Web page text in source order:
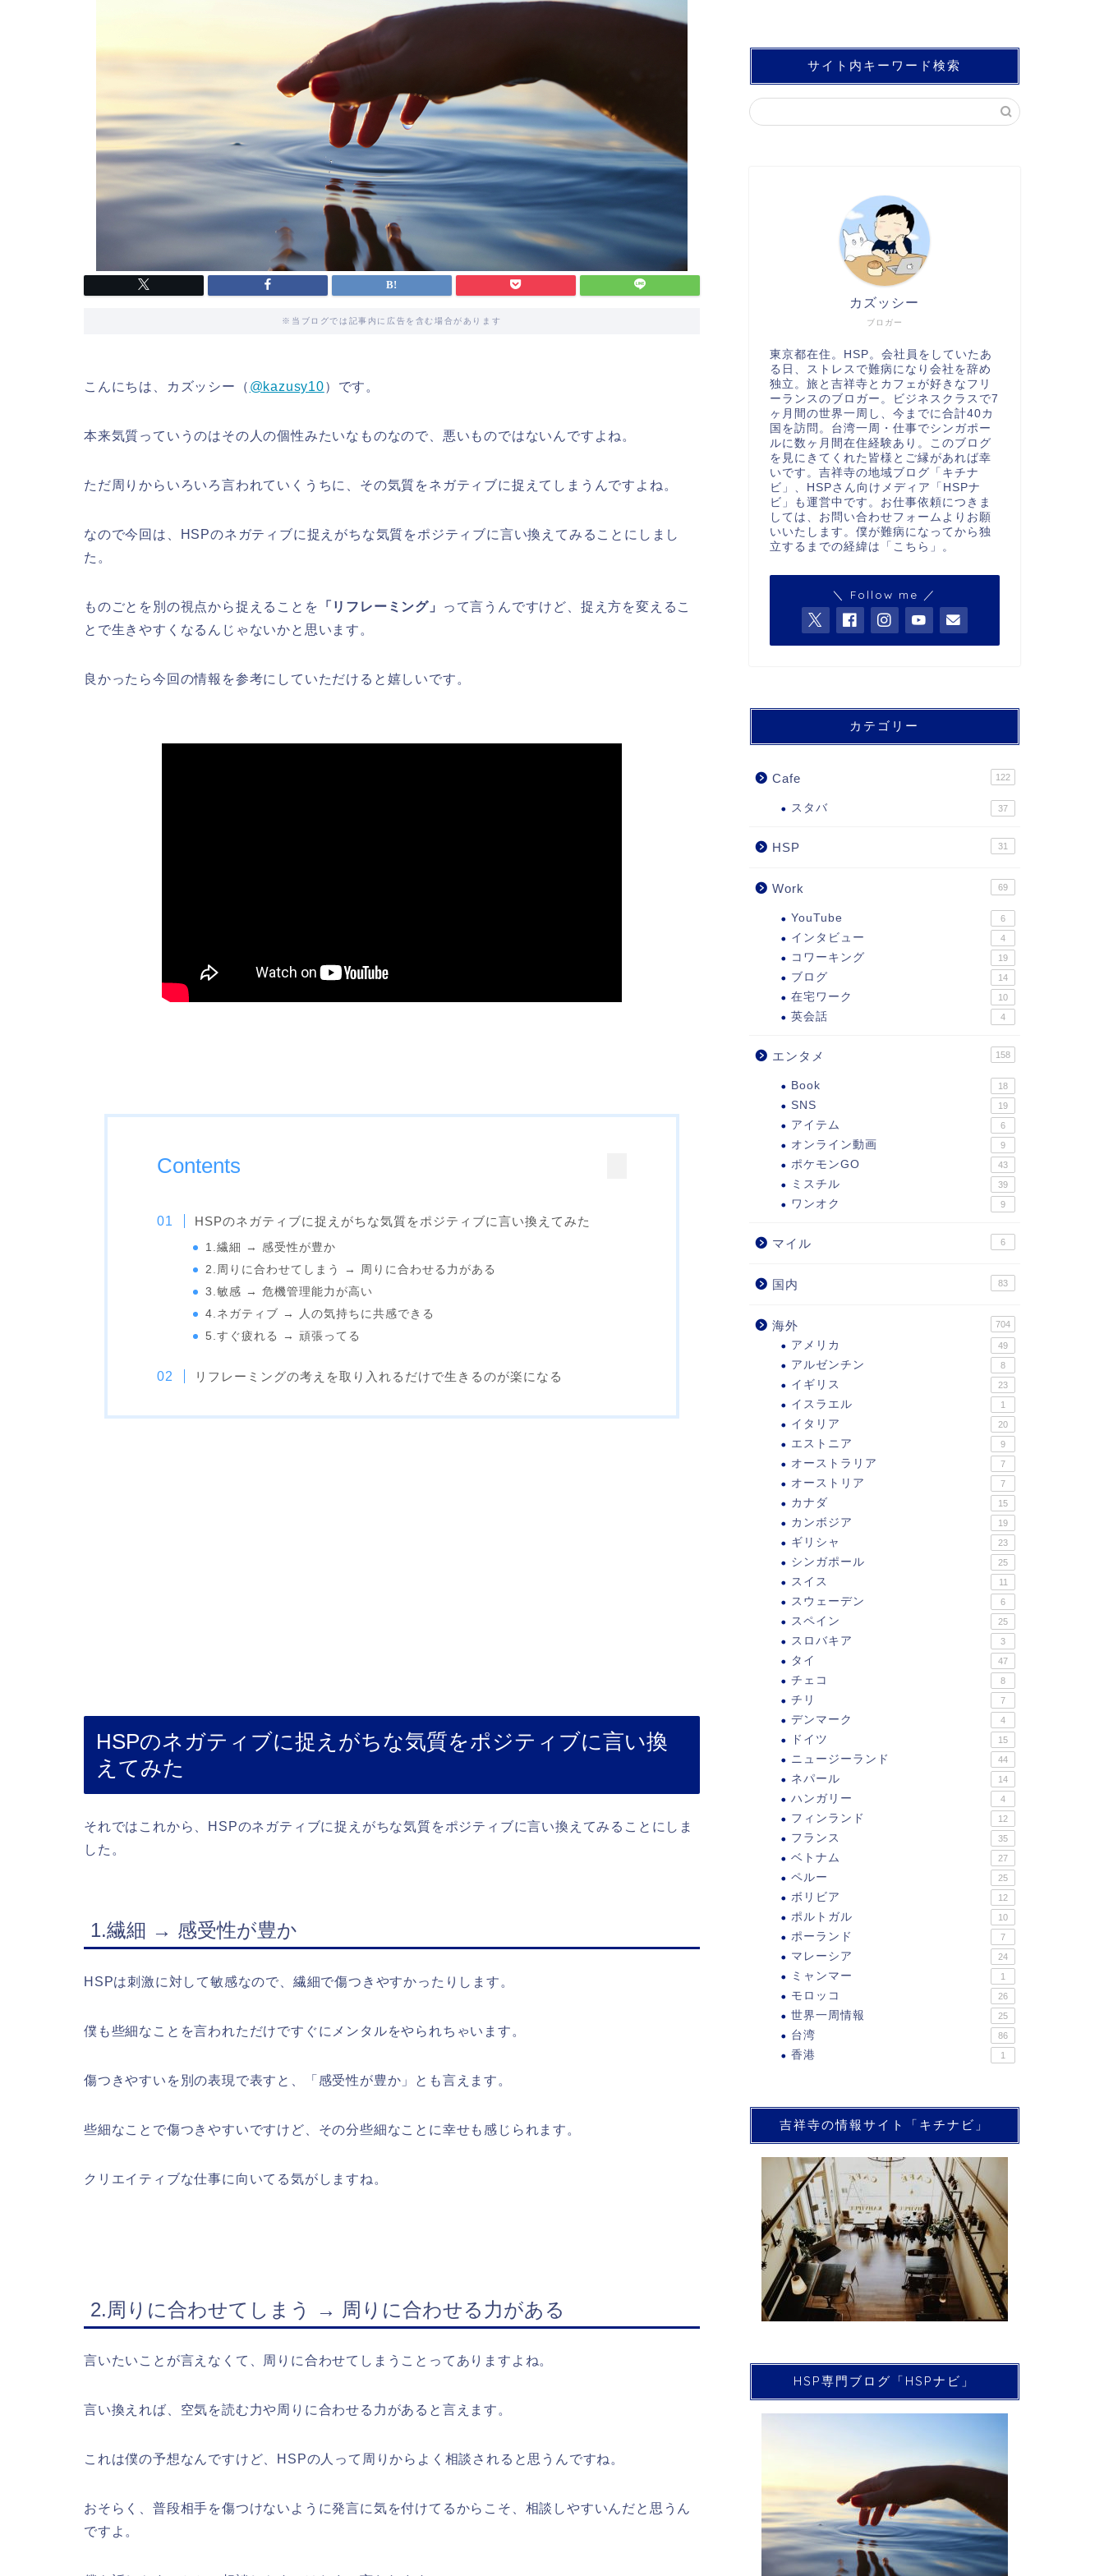
※当ブログでは記事内に広告を含む場合があります
こんにちは、カズッシー（ @kazusy10）です。
本来気質っていうのはその人の個性みたいなものなので、悪いものではないんですよね。
ただ周りからいろいろ言われていくうちに、その気質をネガティブに捉えてしまうんですよね。
なので今回は、HSPのネガティブに捉えがちな気質をポジティブに言い換えてみることにしまし
た。
ものごとを別の視点から捉えることを 「リフレーミング」
って言うんですけど、捉え方を変えるこ
とで生きやすくなるんじゃないかと思います。
良かったら今回の情報を参考にしていただけると嬉しいです。
Contents
HSPのネガティブに捉えがちな気質をポジティブに言い換えてみた
1.繊細 → 感受性が豊か
2.周りに合わせてしまう → 周りに合わせる力がある
3.敏感 → 危機管理能力が高い
4.ネガティブ → 人の気持ちに共感できる
5.すぐ疲れる → 頑張ってる
リフレーミングの考えを取り入れるだけで生きるのが楽になる
HSPのネガティブに捉えがちな気質をポジティブに言い換
えてみた
それではこれから、HSPのネガティブに捉えがちな気質をポジティブに言い換えてみることにしま
した。
1.繊細 → 感受性が豊か
HSPは刺激に対して敏感なので、繊細で傷つきやすかったりします。
僕も些細なことを言われただけですぐにメンタルをやられちゃいます。
傷つきやすいを別の表現で表すと、「感受性が豊か」とも言えます。
些細なことで傷つきやすいですけど、その分些細なことに幸せも感じられます。
クリエイティブな仕事に向いてる気がしますね。
2.周りに合わせてしまう → 周りに合わせる力がある
言いたいことが言えなくて、周りに合わせてしまうことってありますよね。
言い換えれば、空気を読む力や周りに合わせる力があると言えます。
これは僕の予想なんですけど、HSPの人って周りからよく相談されると思うんですね。
おそらく、普段相手を傷つけないように発言に気を付けてるからこそ、相談しやすいんだと思うん
ですよ。
サイト内キーワード検索
ブロガー
カズッシー
東京都在住。HSP。会社員をしていたあ
る日、ストレスで難病になり会社を辞め
独立。旅と吉祥寺とカフェが好きなフリ
ーランスのブロガー。ビジネスクラスで7
ヶ月間の世界一周し、今までに合計40カ
国を訪問。台湾一周・仕事でシンガポー
ルに数ヶ月間在住経験あり。このブログ
を見にきてくれた皆様とご縁があれば幸
いです。吉祥寺の地域ブログ「キチナ
ビ」、HSPさん向けメディア「HSPナ
ビ」も運営中です。お仕事依頼につきま
しては、お問い合わせフォームよりお願
いいたします。僕が難病になってから独
立するまでの経緯は「 こちら 」。
＼ Follow me ／
カテゴリー
Cafe 122
スタバ 37
HSP 31
Work 69
YouTube 6
インタビュー 4
コワーキング 19
ブログ 14
在宅ワーク 10
英会話 4
エンタメ 158
Book 18
SNS 19
アイテム 6
オンライン動画 9
ポケモンGO 43
ミスチル 39
ワンオク 9
マイル 6
国内 83
海外 704
アメリカ 49
アルゼンチン 8
イギリス 23
イスラエル 1
イタリア 20
エストニア 9
オーストラリア 7
オーストリア 7
カナダ 15
カンボジア 19
ギリシャ 23
シンガポール 25
スイス 11
スウェーデン 6
スペイン 25
スロバキア 3
タイ 47
チェコ 8
チリ 7
デンマーク 4
ドイツ 15
ニュージーランド 44
ネパール 14
ハンガリー 4
フィンランド 12
フランス 35
ベトナム 27
ペルー 25
ボリビア 12
ポルトガル 10
ポーランド 7
マレーシア 24
ミャンマー 1
モロッコ 26
世界一周情報 25
台湾 86
香港 1
吉祥寺の情報サイト「キチナビ」
HSP専門ブログ「HSPナビ」